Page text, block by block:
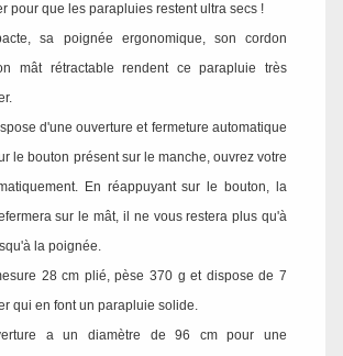
pour que les parapluies restent ultra secs !
sa poignée ergonomique, son cordon
mât rétractable rendent ce parapluie très
d'une ouverture et fermeture automatique
le bouton présent sur le manche, ouvrez votre
En réappuyant sur le bouton, la
sur le mât, il ne vous restera plus qu'à
la poignée.
28 cm plié, pèse 370 g et dispose de 7
qui en font un parapluie solide.
a un diamètre de 96 cm pour une